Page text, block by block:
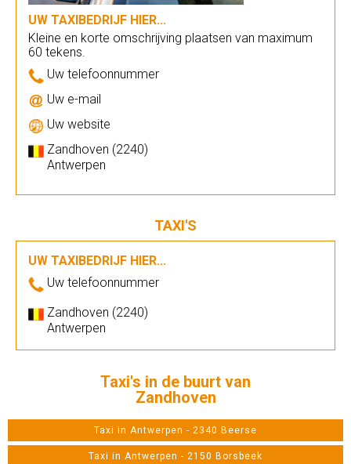
UW TAXIBEDRIJF HIER...
Kleine en korte omschrijving plaatsen van maximum
60 tekens.
Uw telefoonnummer
Uw e-mail
Uw website
Zandhoven (2240)
Antwerpen
TAXI'S
UW TAXIBEDRIJF HIER...
Uw telefoonnummer
Zandhoven (2240)
Antwerpen
Taxi's in de buurt van
Zandhoven
Taxi in Antwerpen - 2340 Beerse
Taxi in Antwerpen - 2150 Borsbeek